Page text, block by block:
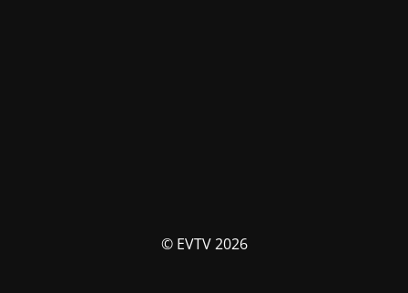
© EVTV 2026